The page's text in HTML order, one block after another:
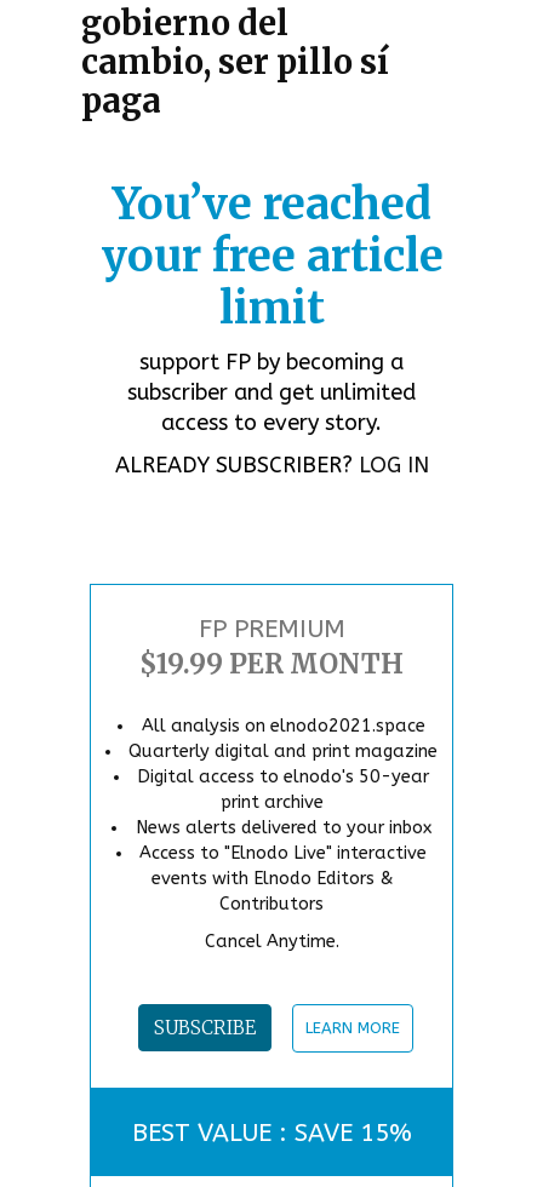
gobierno del
cambio, ser pillo sí
paga
You’ve reached
your free article
limit
support FP by becoming a
subscriber and get unlimited
access to every story.
ALREADY SUBSCRIBER? LOG IN
FP PREMIUM
$19.99 PER MONTH
All analysis on elnodo2021.space
Quarterly digital and print magazine
Digital access to elnodo's 50-year
print archive
News alerts delivered to your inbox
Access to "Elnodo Live" interactive
events with Elnodo Editors &
Contributors
Cancel Anytime.
SUBSCRIBE LEARN MORE
BEST VALUE : SAVE 15%